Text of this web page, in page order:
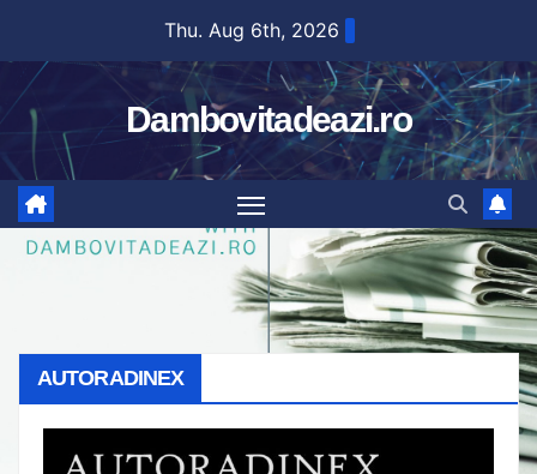
content
Thu. Aug 6th, 2026
Dambovitadeazi.ro
AUTORADINEX